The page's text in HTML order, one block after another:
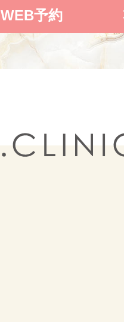
WEB予約